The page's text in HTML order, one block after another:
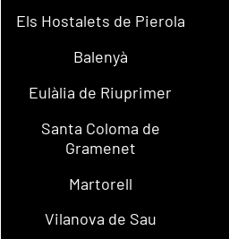
Els Hostalets de Pierola
Balenyà
Eulàlia de Riuprimer
Santa Coloma de
Gramenet
Martorell
Vilanova de Sau